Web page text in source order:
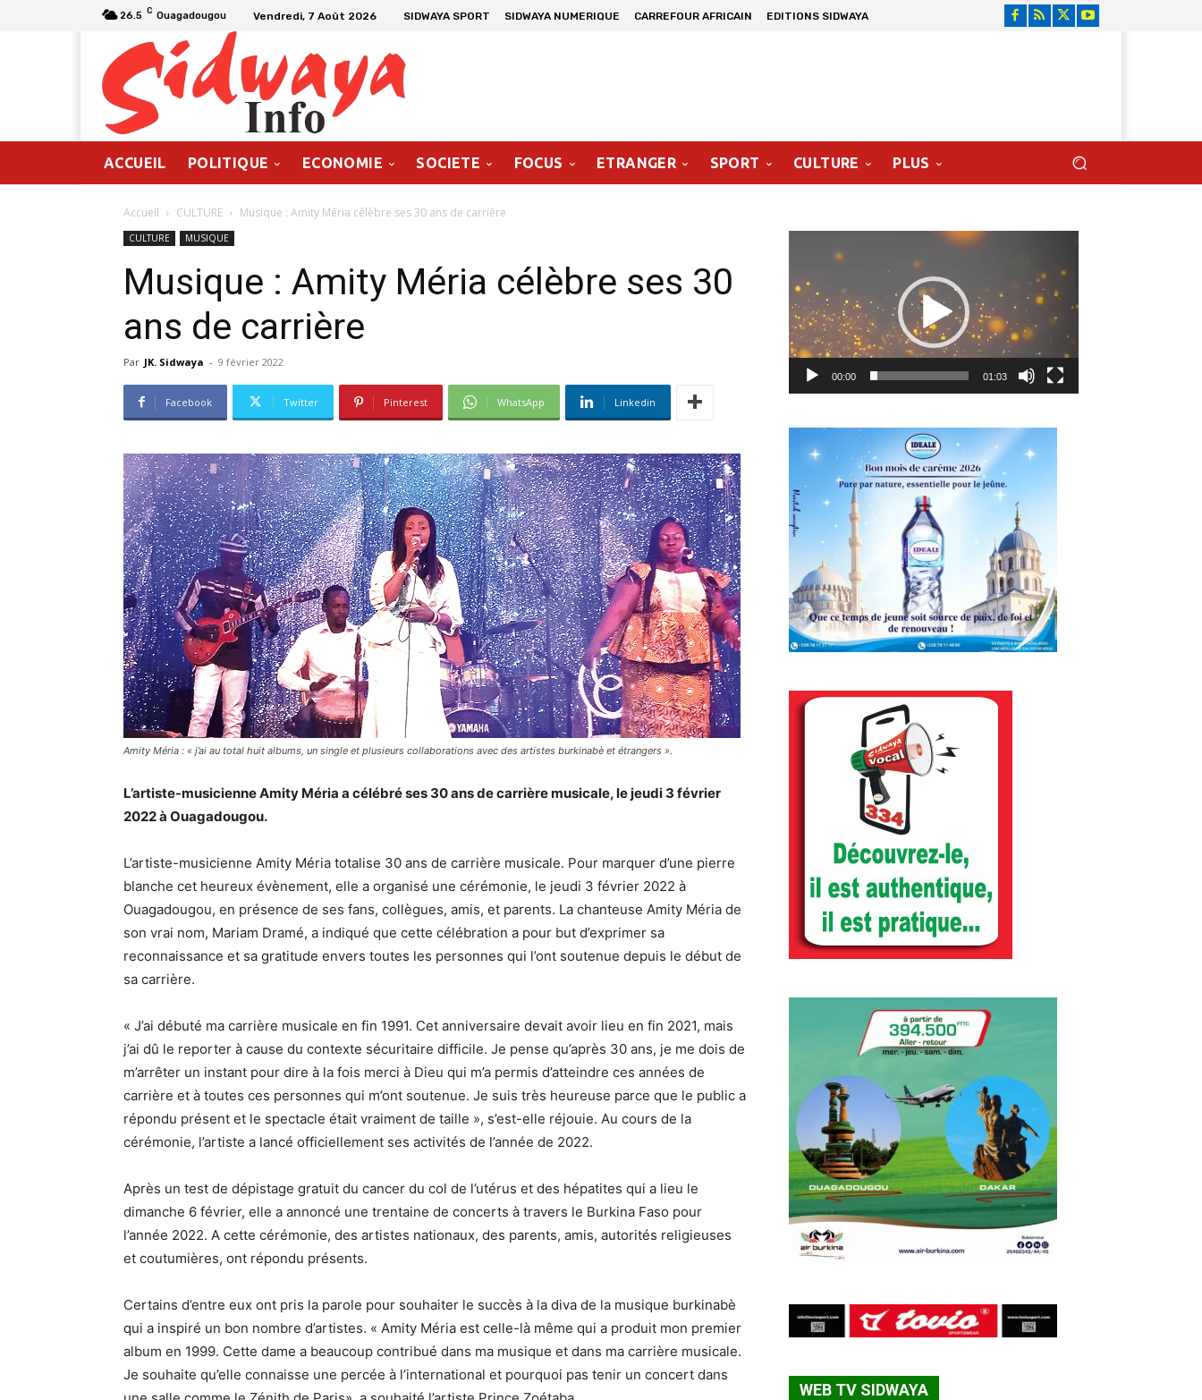
26.5 C Ouagadougou Vendredi, 7 Août 2026 SIDWAYA SPORT SIDWAYA NUMERIQUE CARREFOUR AFRICAIN EDITIONS SIDWAYA
ACCUEIL POLITIQUE ECONOMIE SOCIETE FOCUS ETRANGER SPORT CULTURE PLUS
Accueil CULTURE Musique : Amity Méria célèbre ses 30 ans de carrière
CULTURE MUSIQUE
Musique : Amity Méria célèbre ses 30
ans de carrière
Par JK. Sidwaya - 9 février 2022
Facebook Twitter Pinterest WhatsApp Linkedin
Amity Méria : « j’ai au total huit albums, un single et plusieurs collaborations avec des artistes burkinabè et étrangers ».
L’artiste-musicienne Amity Méria a célébré ses 30 ans de carrière musicale, le jeudi 3 février
2022 à Ouagadougou.
L’artiste-musicienne Amity Méria totalise 30 ans de carrière musicale. Pour marquer d’une pierre
blanche cet heureux évènement, elle a organisé une cérémonie, le jeudi 3 février 2022 à
Ouagadougou, en présence de ses fans, collègues, amis, et parents. La chanteuse Amity Méria de
son vrai nom, Mariam Dramé, a indiqué que cette célébration a pour but d’exprimer sa
reconnaissance et sa gratitude envers toutes les personnes qui l’ont soutenue depuis le début de
sa carrière.
« J’ai débuté ma carrière musicale en fin 1991. Cet anniversaire devait avoir lieu en fin 2021, mais
j’ai dû le reporter à cause du contexte sécuritaire difficile. Je pense qu’après 30 ans, je me dois de
m’arrêter un instant pour dire à la fois merci à Dieu qui m’a permis d’atteindre ces années de
carrière et à toutes ces personnes qui m’ont soutenue. Je suis très heureuse parce que le public a
répondu présent et le spectacle était vraiment de taille », s’est-elle réjouie. Au cours de la
cérémonie, l’artiste a lancé officiellement ses activités de l’année de 2022.
Après un test de dépistage gratuit du cancer du col de l’utérus et des hépatites qui a lieu le
dimanche 6 février, elle a annoncé une trentaine de concerts à travers le Burkina Faso pour
l’année 2022. A cette cérémonie, des artistes nationaux, des parents, amis, autorités religieuses
et coutumières, ont répondu présents.
Certains d’entre eux ont pris la parole pour souhaiter le succès à la diva de la musique burkinabè
qui a inspiré un bon nombre d’artistes. « Amity Méria est celle-là même qui a produit mon premier
album en 1999. Cette dame a beaucoup contribué dans ma musique et dans ma carrière musicale.
Je souhaite qu’elle connaisse une percée à l’international et pourquoi pas tenir un concert dans
00:00 01:03
WEB TV SIDWAYA